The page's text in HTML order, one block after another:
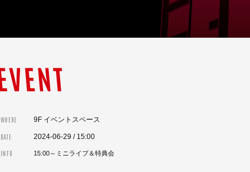
WHERE 9F イベントスペース
DATE 2024-06-29 / 15:00
INFO 15:00～ミニライブ＆特典会